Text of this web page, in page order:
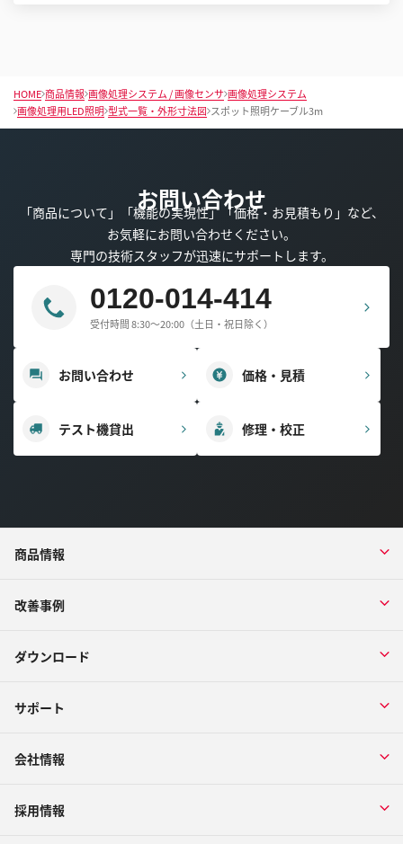
HOME 商品情報 画像処理システム / 画像センサ 画像処理システム
画像処理用LED照明 型式一覧・外形寸法図 スポット照明ケーブル3m
お問い合わせ
「商品について」「機能の実現性」「価格・お見積もり」など、
お気軽にお問い合わせください。
専門の技術スタッフが迅速にサポートします。
0120-014-414
受付時間 8:30～20:00（土日・祝日除く）
お問い合わせ 価格・見積
テスト機貸出 修理・校正
商品情報
改善事例
ダウンロード
サポート
会社情報
採用情報